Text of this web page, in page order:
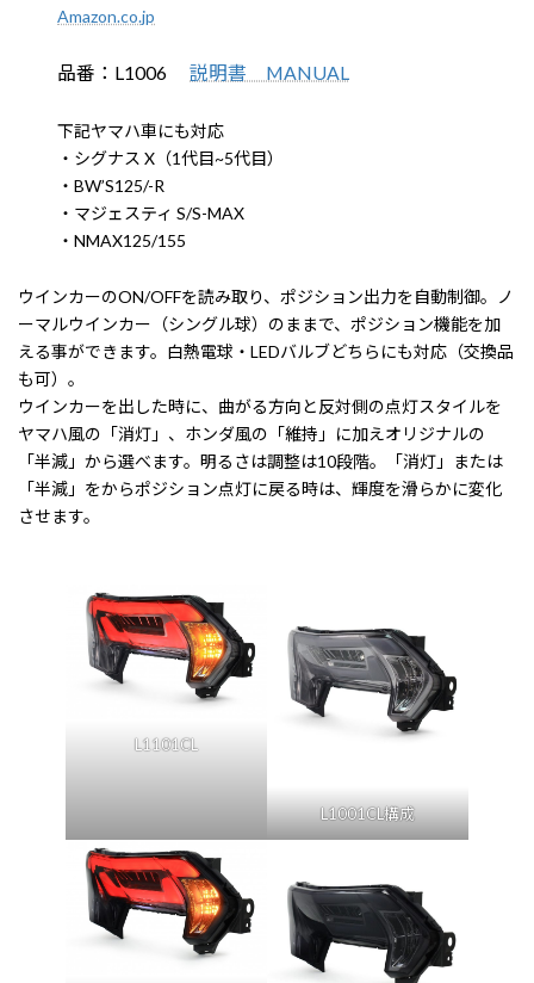
Amazon.co.jp
品番：L1006説明書 MANUAL
下記ヤマハ車にも対応
・シグナス X（1代目~5代目）
・BW’S125/-R
・マジェスティ S/S-MAX
・NMAX125/155
ウインカーのON/OFFを読み取り、ポジション出力を自動制御。ノ
ーマルウインカー（シングル球）のままで、ポジション機能を加
える事ができます。白熱電球・LEDバルブどちらにも対応（交換品
も可）。
ウインカーを出した時に、曲がる方向と反対側の点灯スタイルを
ヤマハ風の「消灯」、ホンダ風の「維持」に加えオリジナルの
「半減」から選べます。明るさは調整は10段階。「消灯」または
「半減」をからポジション点灯に戻る時は、輝度を滑らかに変化
させます。
L1101CL
L1001CL構成